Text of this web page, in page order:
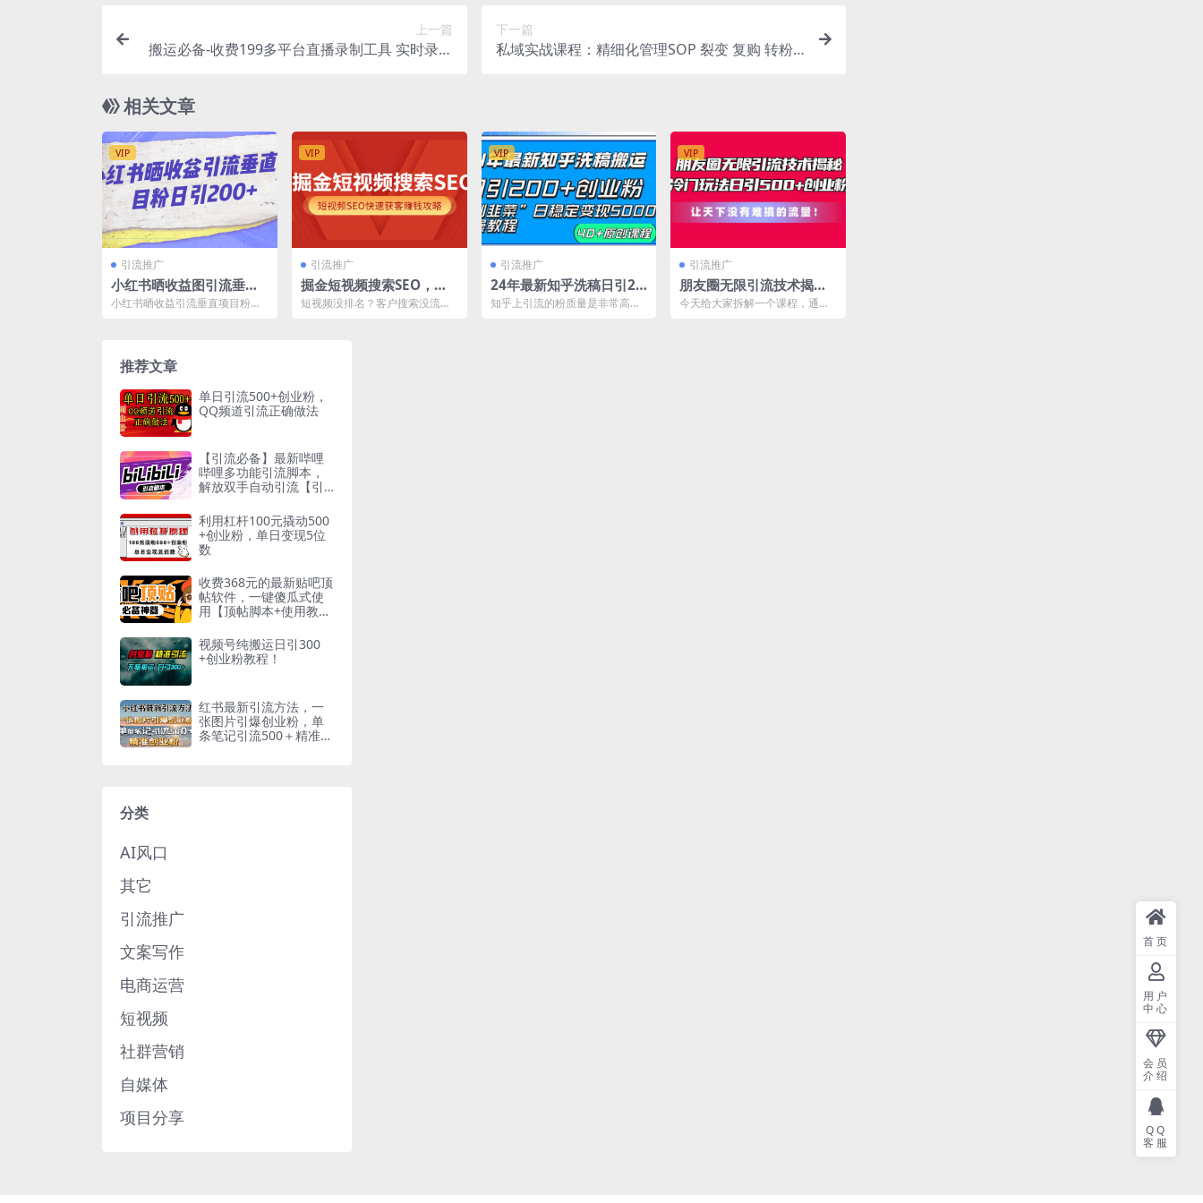
上一篇
搬运必备-收费199多平台直播录制工具 实时录制
下一篇
私域实战课程：精细化管理SOP 裂变 复购 转粉
相关文章
VIP
引流推广
小红书晒收益图引流垂直
项目粉日引200+
小红书晒收益引流垂直项目粉日
VIP
引流推广
掘金短视频搜索SEO，短
视频SEO快速获客赚钱攻
短视频没排名？客户搜索没流
VIP
引流推广
24年最新知乎洗稿日引20
0 创业粉“割韭菜”日稳定
知乎上引流的粉质量是非常高
VIP
引流推广
朋友圈无限引流技术揭
秘，一个冷门玩法日引50
今天给大家拆解一个课程，通过9
推荐文章
单日引流500+创业粉，
QQ频道引流正确做法
【引流必备】最新哔哩
哔哩多功能引流脚本，
解放双手自动引流【引
利用杠杆100元撬动500
+创业粉，单日变现5位
数
收费368元的最新贴吧顶
帖软件，一键傻瓜式使
用【顶帖脚本+使用教
视频号纯搬运日引300
+创业粉教程！
红书最新引流方法，一
张图片引爆创业粉，单
条笔记引流500＋精准创
分类
AI风口
其它
引流推广
文案写作
电商运营
短视频
社群营销
自媒体
项目分享
首页
用户
中心
会员
介绍
QQ
客服